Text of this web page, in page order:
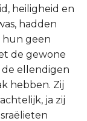
heiligheid en
hadden
hun geen
de gewone
de ellendigen
hebben. Zij
ja zij